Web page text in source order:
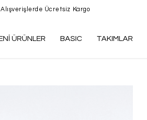
Alışverişlerde Ücretsiz Kargo
ÜRÜNLER BASIC TAKIMLAR